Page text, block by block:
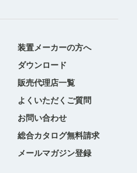
装置メーカーの方へ
ダウンロード
販売代理店一覧
よくいただくご質問
お問い合わせ
総合カタログ無料請求
メールマガジン登録